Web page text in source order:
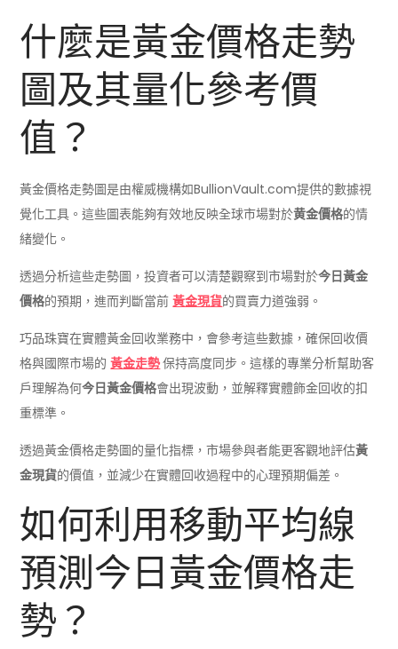
什麼是黃金價格走勢
圖及其量化參考價
值？
黃金價格走勢圖是由權威機構如BullionVault.com提供的數據視
覺化工具。這些圖表能夠有效地反映全球市場對於黄金價格的情
緒變化。
透過分析這些走勢圖，投資者可以清楚觀察到市場對於今日黃金
價格的預期，進而判斷當前黃金現貨的買賣力道強弱。
巧品珠寶在實體黃金回收業務中，會參考這些數據，確保回收價
格與國際市場的黃金走勢保持高度同步。這樣的專業分析幫助客
戶理解為何今日黃金價格會出現波動，並解釋實體飾金回收的扣
重標準。
透過黃金價格走勢圖的量化指標，市場參與者能更客觀地評估黃
金現貨的價值，並減少在實體回收過程中的心理預期偏差。
如何利用移動平均線
預測今日黃金價格走
勢？